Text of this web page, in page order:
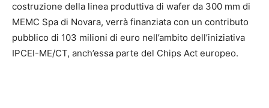
costruzione della linea produttiva di wafer da 300 mm di
MEMC Spa di Novara, verrà finanziata con un contributo
pubblico di 103 milioni di euro nell’ambito dell’iniziativa
IPCEI-ME/CT, anch’essa parte del Chips Act europeo.